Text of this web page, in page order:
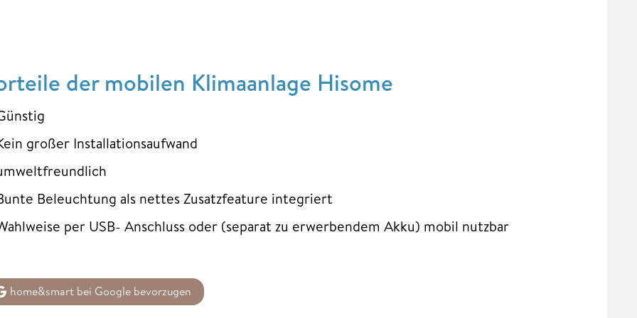
der mobilen Klimaanlage Hisome
großer Installationsaufwand
Beleuchtung als nettes Zusatzfeature integriert
per USB- Anschluss oder (separat zu erwerbendem Akku) mobil nutzbar
home&smart bei Google bevorzugen